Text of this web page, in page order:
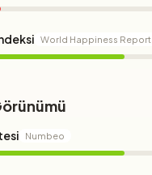
World Happiness Report
Numbeo